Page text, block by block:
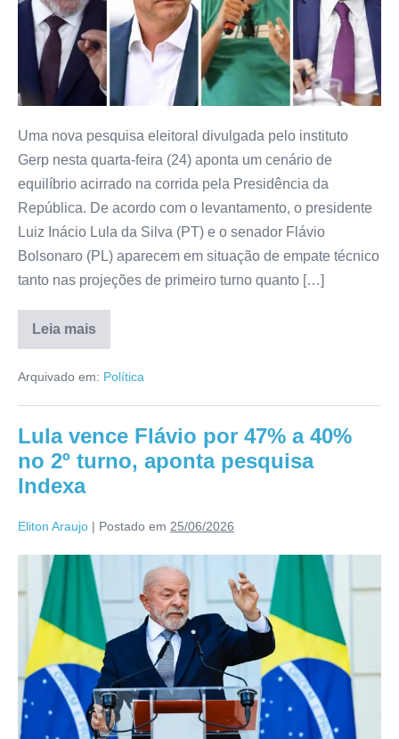
Uma nova pesquisa eleitoral divulgada pelo instituto
Gerp nesta quarta-feira (24) aponta um cenário de
equilíbrio acirrado na corrida pela Presidência da
República. De acordo com o levantamento, o presidente
Luiz Inácio Lula da Silva (PT) e o senador Flávio
Bolsonaro (PL) aparecem em situação de empate técnico
tanto nas projeções de primeiro turno quanto […]
Leia mais
Arquivado em: Política
Lula vence Flávio por 47% a 40%
no 2º turno, aponta pesquisa
Indexa
Eliton Araujo | Postado em 25/06/2026